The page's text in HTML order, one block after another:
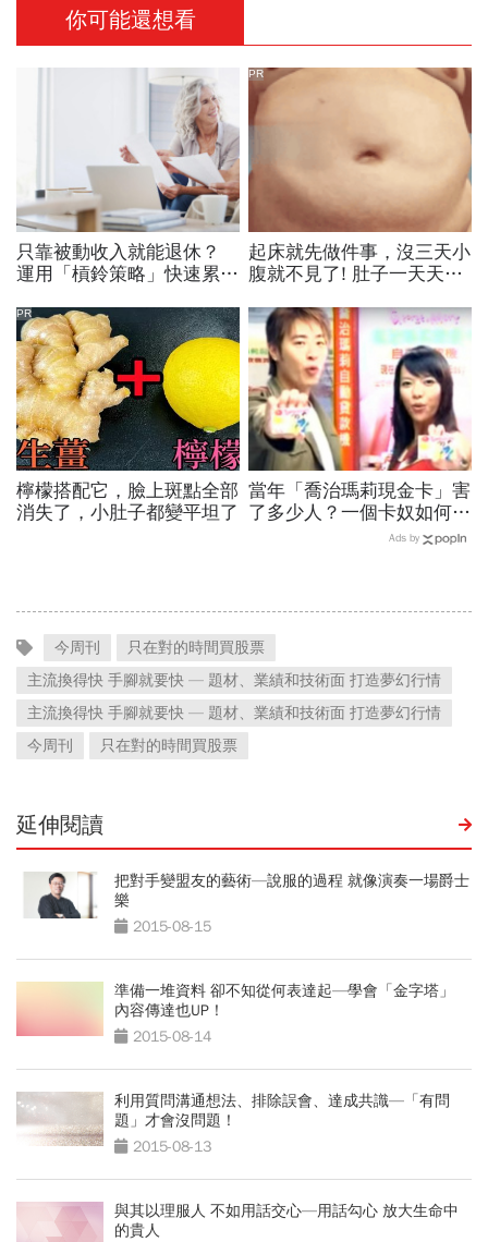
你可能還想看
只靠被動收入就能退休？
運用「槓鈴策略」快速累積
起床就先做件事，沒三天小
腹就不見了! 肚子一天天變
PR
檸檬搭配它，臉上斑點全部
消失了，小肚子都變平坦了
PR
當年「喬治瑪莉現金卡」害
了多少人？一個卡奴如何把
500萬債務變成只還23萬
Ads by
今周刊
只在對的時間買股票
主流換得快 手腳就要快 — 題材、業績和技術面 打造夢幻行情
主流換得快 手腳就要快 — 題材、業績和技術面 打造夢幻行情
今周刊
只在對的時間買股票
延伸閱讀
把對手變盟友的藝術—說服的過程 就像演奏一場爵士
樂
2015-08-15
準備一堆資料 卻不知從何表達起—學會「金字塔」
內容傳達也UP！
2015-08-14
利用質問溝通想法、排除誤會、達成共識—「有問
題」才會沒問題！
2015-08-13
與其以理服人 不如用話交心—用話勾心 放大生命中
的貴人